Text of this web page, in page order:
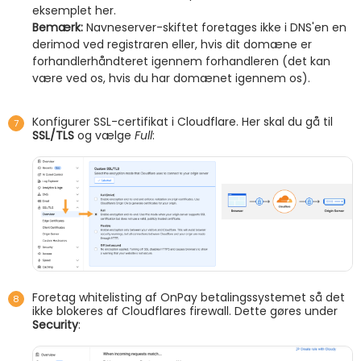
eksemplet her.
Bemærk: Navneserver-skiftet foretages ikke i DNS'en en
derimod ved registraren eller, hvis dit domæne er
forhandlerhåndteret igennem forhandleren (det kan
være ved os, hvis du har domænet igennem os).
Konfigurer SSL-certifikat i Cloudflare. Her skal du gå til
SSL/TLS og vælge Full:
Foretag whitelisting af OnPay betalingssystemet så det
ikke blokeres af Cloudflares firewall. Dette gøres under
Security: